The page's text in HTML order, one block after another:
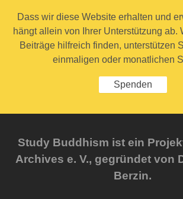
Dass wir diese Website erhalten und
hängt allein von Ihrer Unterstützung ab.
Beiträge hilfreich finden, unterstützen
einmaligen oder monatlichen
Spenden
Study Buddhism ist ein
Archives e. V., gegründet von
Berzin.